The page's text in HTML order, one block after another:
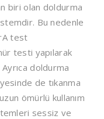
biri olan doldurma
Bu nedenle
test
testi yapılarak
doldurma
de tıkanma
ömürlü kullanım
sessiz ve